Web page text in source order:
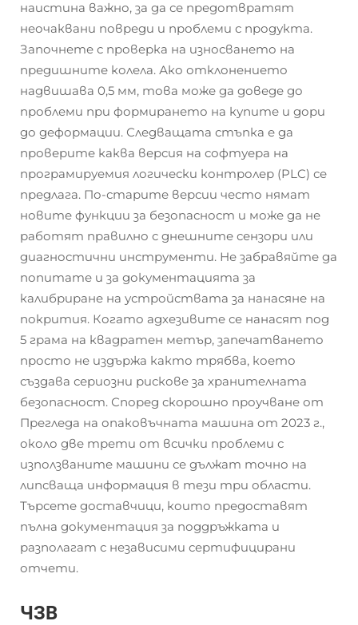
наистина важно, за да се предотвратят
неочаквани повреди и проблеми с продукта.
Започнете с проверка на износването на
предишните колела. Ако отклонението
надвишава 0,5 мм, това може да доведе до
проблеми при формирането на купите и дори
до деформации. Следващата стъпка е да
проверите каква версия на софтуера на
програмируемия логически контролер (PLC) се
предлага. По-старите версии често нямат
новите функции за безопасност и може да не
работят правилно с днешните сензори или
диагностични инструменти. Не забравяйте да
попитате и за документацията за
калибриране на устройствата за нанасяне на
покрития. Когато адхезивите се нанасят под
5 грама на квадратен метър, запечатването
просто не издържа както трябва, което
създава сериозни рискове за хранителната
безопасност. Според скорошно проучване от
Прегледа на опаковъчната машина от 2023 г.,
около две трети от всички проблеми с
използваните машини се дължат точно на
липсваща информация в тези три области.
Търсете доставчици, които предоставят
пълна документация за поддръжката и
разполагат с независими сертифицирани
отчети.
ЧЗВ